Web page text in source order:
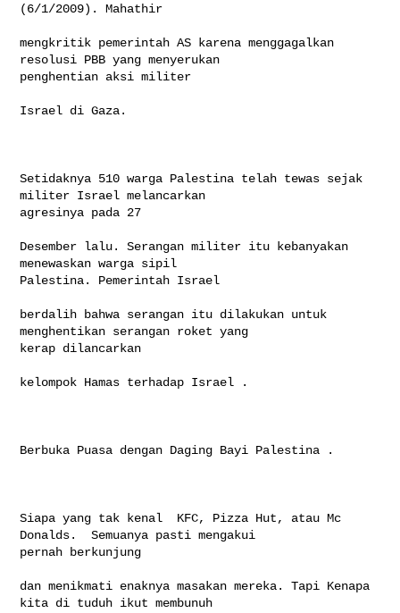
(6/1/2009). Mahathir
mengkritik pemerintah AS karena menggagalkan
resolusi PBB yang menyerukan
penghentian aksi militer
Israel di Gaza.
Setidaknya 510 warga Palestina telah tewas sejak
militer Israel melancarkan
agresinya pada 27
Desember lalu. Serangan militer itu kebanyakan
menewaskan warga sipil
Palestina. Pemerintah Israel
berdalih bahwa serangan itu dilakukan untuk
menghentikan serangan roket yang
kerap dilancarkan
kelompok Hamas terhadap Israel .
Berbuka Puasa dengan Daging Bayi Palestina .
Siapa yang tak kenal  KFC, Pizza Hut, atau Mc
Donalds.  Semuanya pasti mengakui
pernah berkunjung
dan menikmati enaknya masakan mereka. Tapi Kenapa
kita di tuduh ikut membunuh